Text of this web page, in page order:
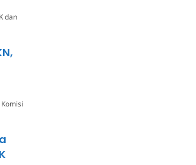
dan